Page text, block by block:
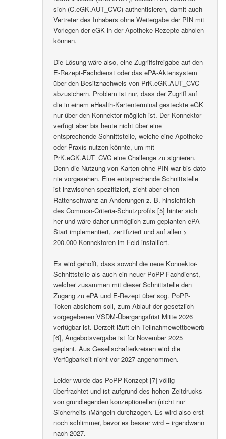
sich (C.eGK.AUT_CVC) authentisieren, damit auch
Vertreter des Inhabers ohne Weitergabe der PIN mit
Vorlegen der eGK in der Apotheke Rezepte abholen
können.
Die Lösung wäre also, eine Zugriffsfreigabe auf den
E-Rezept-Fachdienst oder das ePA-Aktensystem
über den Besitznachweis von PrK.eGK.AUT_CVC
abzusichern. Problem ist nur, dass der Zugriff auf
die in einem eHealth-Kartenterminal gesteckte eGK
nur über den Konnektor möglich ist. Der Konnektor
verfügt aber bis heute nicht über eine
entsprechende Schnittstelle, welche eine Apotheke
oder Praxis nutzen könnte, um mit
PrK.eGK.AUT_CVC eine Challenge zu signieren.
Denn die Nutzung von Karten ohne PIN war bis dato
nie vorgesehen. Eine entsprechende Schnittstelle
ist inzwischen spezifiziert, zieht aber einen
Rattenschwanz an Änderungen z. B. hinsichtlich
des Common-Criteria-Schutzprofils [5] hinter sich
her und wäre daher unmöglich zum geplanten ePA-
Start implementiert, zertifiziert und auf allen >
200.000 Konnektoren im Feld installiert.
Es wird gehofft, dass sowohl die neue Konnektor-
Schnittstelle als auch ein neuer PoPP-Fachdienst,
welcher zusammen mit dieser Schnittstelle den
Zugang zu ePA und E-Rezept über sog. PoPP-
Token absichern soll, zum Ablauf der gesetzlich
vorgegebenen VSDM-Übergangsfrist Mitte 2026
verfügbar ist. Derzeit läuft ein Teilnahmewettbewerb
[6], Angebotsvergabe ist für November 2025
geplant. Aus Gesellschafterkreisen wird die
Verfügbarkeit nicht vor 2027 angenommen.
Leider wurde das PoPP-Konzept [7] völlig
überfrachtet und ist aufgrund des hohen Zeitdrucks
von grundlegenden konzeptionellen (nicht nur
Sicherheits-)Mängeln durchzogen. Es wird also erst
noch schlimmer, bevor es besser wird – irgendwann
nach 2027.